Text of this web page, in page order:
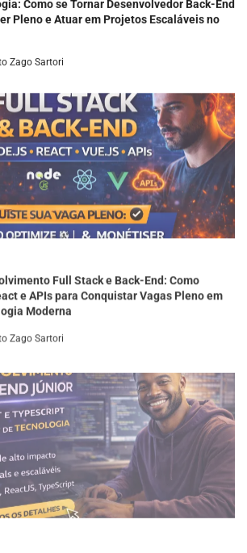
Pleno e Atuar em Projetos Escaláveis no
Full Stack e Back-End: Como
e APIs para Conquistar Vagas Pleno em
Moderna
Zago Sartori
Front-End Júnior com React e
Interfaces de Alta Performance em